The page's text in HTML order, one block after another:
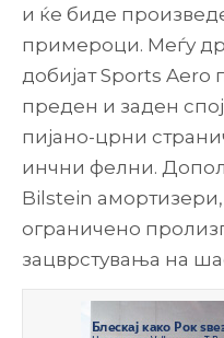
и ќе биде
примероци. Меѓу
добијат Sports Aero
преден и заден
пијано-црни
инчни фелни.
Bilstein
ограничено
зацврстувања на